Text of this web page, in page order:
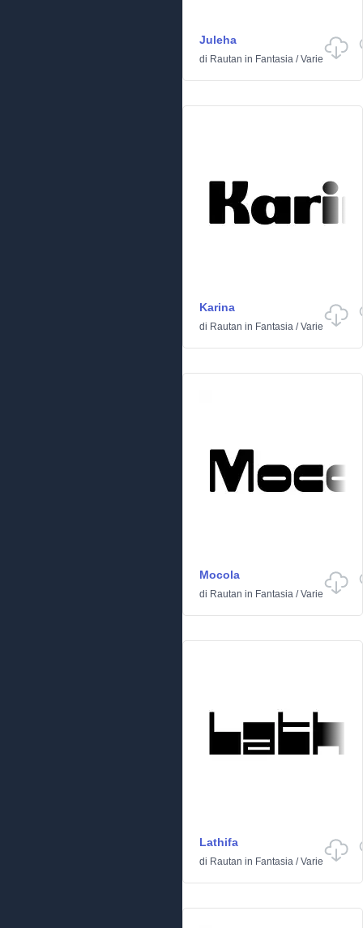
Juleha
di Rautan in Fantasia /Varie
Karina
di Rautan in Fantasia /Varie
Mocola
di Rautan in Fantasia /Varie
Lathifa
di Rautan in Fantasia /Varie